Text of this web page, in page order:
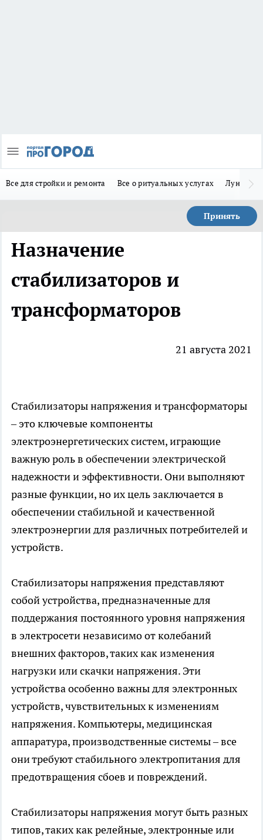
Все для стройки и ремонта Все о ритуальных услугах Лунно-
Принять
Назначение
стабилизаторов и
трансформаторов
21 августа 2021
Стабилизаторы напряжения и трансформаторы
– это ключевые компоненты
электроэнергетических систем, играющие
важную роль в обеспечении электрической
надежности и эффективности. Они выполняют
разные функции, но их цель заключается в
обеспечении стабильной и качественной
электроэнергии для различных потребителей и
устройств.
Стабилизаторы напряжения представляют
собой устройства, предназначенные для
поддержания постоянного уровня напряжения
в электросети независимо от колебаний
внешних факторов, таких как изменения
нагрузки или скачки напряжения. Эти
устройства особенно важны для электронных
устройств, чувствительных к изменениям
напряжения. Компьютеры, медицинская
аппаратура, производственные системы – все
они требуют стабильного электропитания для
предотвращения сбоев и повреждений.
Стабилизаторы напряжения могут быть разных
типов, таких как релейные, электронные или